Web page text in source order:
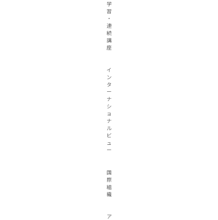
学
習
・
連
続
講
座
イ
ン
タ
ー
ナ
シ
ョ
ナ
ル
ビ
ュ
ー
国
際
組
織
ア